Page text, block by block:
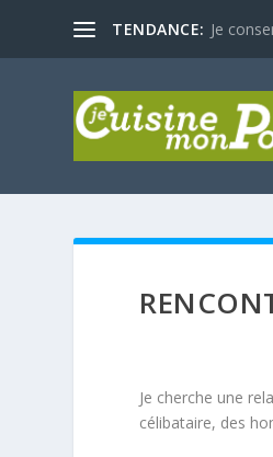
TENDANCE: Je
Je cherche une
célibataire, des